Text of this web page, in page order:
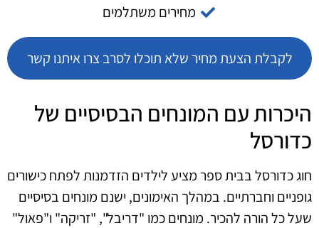
מחירים משתלמים
לקבלת הצעת מחיר שלא תוכלו לסרב צרו איתנו קשר
היכרות עם המונחים הבסיסיים של
כדורסל
חוג כדורסל בבית ספר מציע לילדים הזדמנות לפתח כישורים
גופניים וחברתיים. במהלך האימונים, ישנם מונחים בסיסיים
שעל כל הורה להכיר. מונחים כמו "דריבל", "זריקה" ו"פאול"